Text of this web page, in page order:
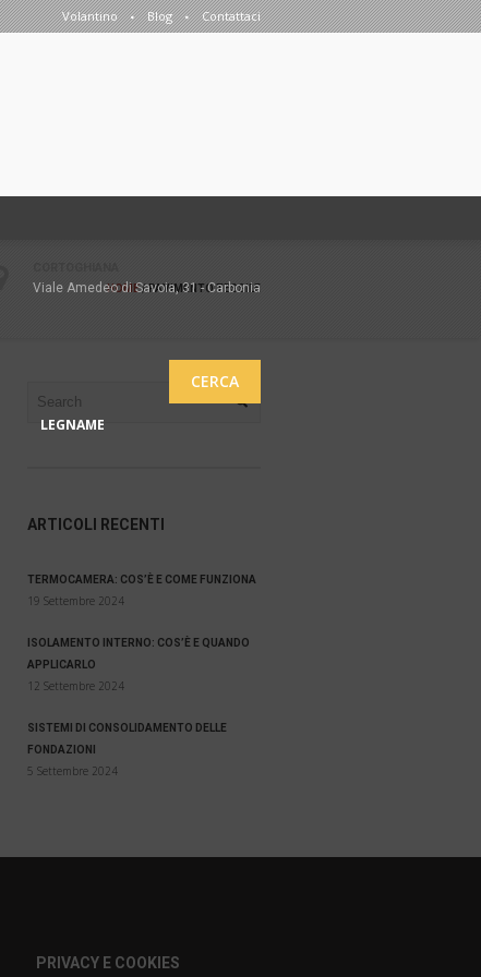
Volantino Blog Contattaci
Viale Amedeo di Savoia, 31 - Carbonia
CERCA
LEGNAME
HOME/PAVIMENTO TESSILE
ARTICOLI RECENTI
TERMOCAMERA: COS’È E COME FUNZIONA
19 Settembre 2024
ISOLAMENTO INTERNO: COS’È E QUANDO
APPLICARLO
12 Settembre 2024
SISTEMI DI CONSOLIDAMENTO DELLE
FONDAZIONI
5 Settembre 2024
PRIVACY E COOKIES